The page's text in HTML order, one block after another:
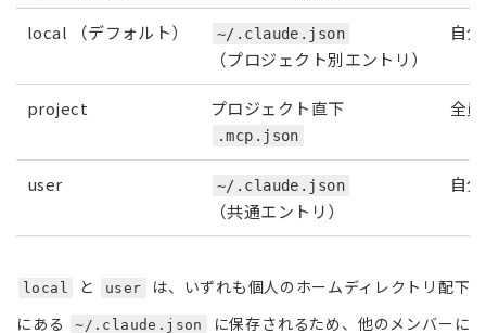
local （デフォルト）
~/.claude.json
（プロジェクト別エントリ）
自
project プロジェクト直下
.mcp.json
全
user ~/.claude.json
（共通エントリ）
自
local と user
は、いずれも個人のホームディレクトリ配下
にある
~/.claude.json
に保存されるため、他のメンバーに